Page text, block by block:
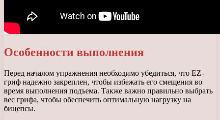
Особенности выполнения
Перед началом упражнения необходимо убедиться, что EZ-
гриф надежно закреплен, чтобы избежать его смещения во
время выполнения подъема. Также важно правильно выбрать
вес грифа, чтобы обеспечить оптимальную нагрузку на
бицепсы.